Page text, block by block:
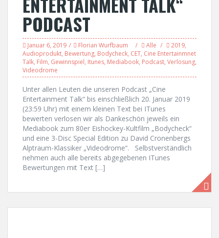
PODCAST
Januar 6, 2019 Florian Wurfbaum Alle 2019,
Audioprodukt, Bewertung, Bodycheck, CET, Cine Entertainmnet
Talk, Film, Gewinnspiel, Itunes, Mediabook, Podcast, Verlosung,
Videodrome
Unter allen Leuten die unseren Podcast „Cine
Entertainment Talk“ bis einschließlich 20. Januar 2019
(23:59 Uhr) mit einem kleinen Text bei ITunes
bewerten verlosen wir als Dankeschön jeweils ein
Mediabook zum 80er Eishockey-Kultfilm „Bodycheck“
und eine 3-Disc Special Edition zu David Cronenbergs
Alptraum-Klassiker „Videodrome“. Selbstverständlich
nehmen auch alle bereits abgegebenen ITunes
Bewertungen mit Text […]